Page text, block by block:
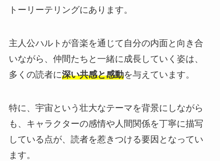
トーリーテリングにあります。
主人公ハルトが音楽を通じて自分の内面と向き合
いながら、仲間たちと一緒に成長していく姿は、
多くの読者に深い共感と感動を与えています。
特に、宇宙という壮大なテーマを背景にしながら
も、キャラクターの感情や人間関係を丁寧に描写
している点が、読者を惹きつける要因となってい
ます。